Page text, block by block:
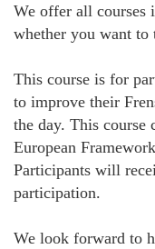
We offer all courses
whether you want to
This course is for
to improve their
the day. This course
European
Participants will
participation.
We look forward to